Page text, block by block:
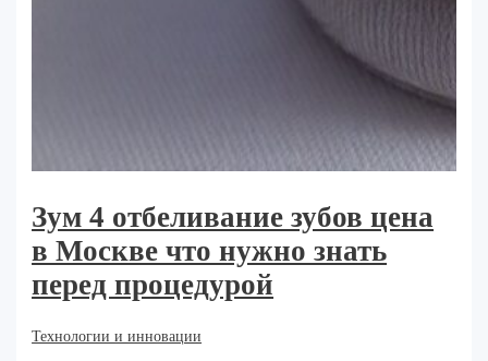
Зум 4 отбеливание зубов цена
в Москве что нужно знать
перед процедурой
Технологии и инновации